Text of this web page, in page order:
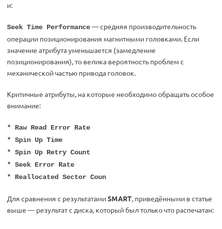
и:
Seek Time Performance— средняя производительность
операции позиционирования магнитными головками. Если
значение атрибута уменьшается (замедление
позиционирования), то велика вероятность проблем с
механической частью привода головок.
Критичные атрибуты, на которые необходимо обращать особое
внимание:
* Raw Read Error Rate
* Spin Up Time
* Spin Up Retry Count
* Seek Error Rate
* Reallocated Sector Coun
Для сравнения с результатамиSMART, приведёнными в статье
выше — результат с диска, который был только что распечатан: